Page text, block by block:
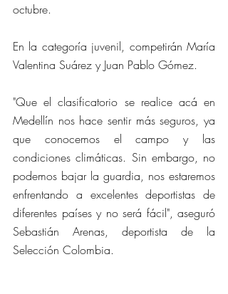
octubre.
En la categoría juvenil, competirán María
Valentina Suárez y Juan Pablo Gómez.
"Que el clasificatorio se realice acá en
Medellín nos hace sentir más seguros, ya
que conocemos el campo y las
condiciones climáticas. Sin embargo, no
podemos bajar la guardia, nos estaremos
enfrentando a excelentes deportistas de
diferentes países y no será fácil", aseguró
Sebastián Arenas, deportista de la
Selección Colombia.